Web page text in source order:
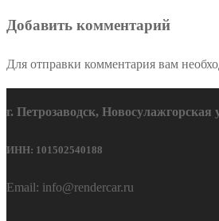
Добавить комментарий
Для отправки комментария вам
г. Петрозаводск,
ИНН: 101502540188
Email: info@rendercar.ru